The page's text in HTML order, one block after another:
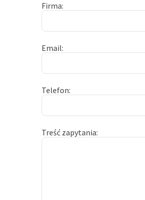
Firma
Email
Telefon
Treść zapytania